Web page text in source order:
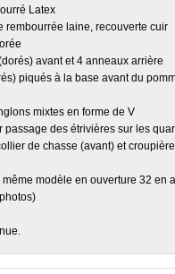
Latex
rembourrée laine, recouverte cuir
avant et 4 anneaux arrière
piqués à la base avant du
mixtes en forme de V
passage des étrivières sur les
de chasse (avant) et
modèle en ouverture 32 en